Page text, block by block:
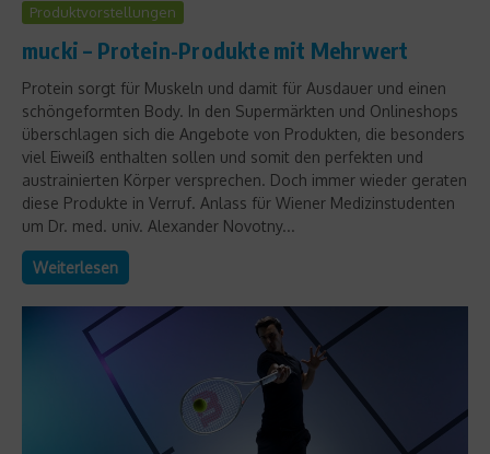
Produktvorstellungen
mucki – Protein-Produkte mit Mehrwert
Protein sorgt für Muskeln und damit für Ausdauer und einen
schöngeformten Body. In den Supermärkten und Onlineshops
überschlagen sich die Angebote von Produkten, die besonders
viel Eiweiß enthalten sollen und somit den perfekten und
austrainierten Körper versprechen. Doch immer wieder geraten
diese Produkte in Verruf. Anlass für Wiener Medizinstudenten
um Dr. med. univ. Alexander Novotny...
Weiterlesen